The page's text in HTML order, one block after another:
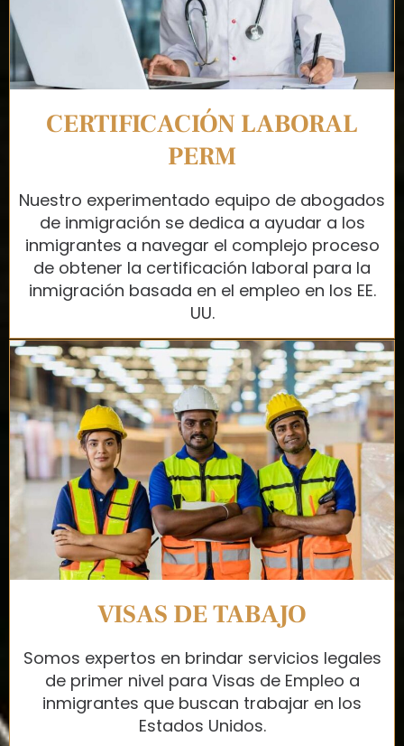
CERTIFICACIÓN LABORAL
PERM
Nuestro experimentado equipo de abogados
de inmigración se dedica a ayudar a los
inmigrantes a navegar el complejo proceso
de obtener la certificación laboral para la
inmigración basada en el empleo en los EE.
UU.
VISAS DE TABAJO
Somos expertos en brindar servicios legales
de primer nivel para Visas de Empleo a
inmigrantes que buscan trabajar en los
Estados Unidos.